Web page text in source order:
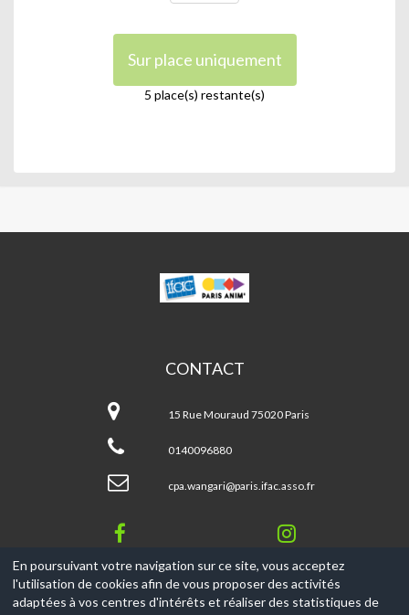
Sur place uniquement
5 place(s) restante(s)
WANGARI
MUTA
CONTACT
Muta
MAATHAI
15 Rue Mouraud 75020 Paris
0140096880
cpa.wangari@paris.ifac.asso.fr
© 2017-2026, Ce site est propulsé par Aniapps.fr
En poursuivant votre navigation sur ce site, vous acceptez
l'utilisation de cookies afin de vous proposer des activités
adaptées à vos centres d'intérêts et réaliser des statistiques de